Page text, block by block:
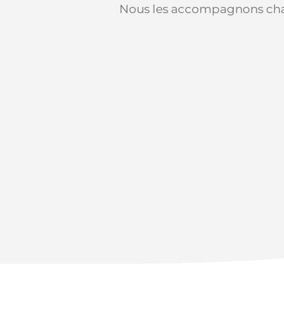
Nous les accompagnons